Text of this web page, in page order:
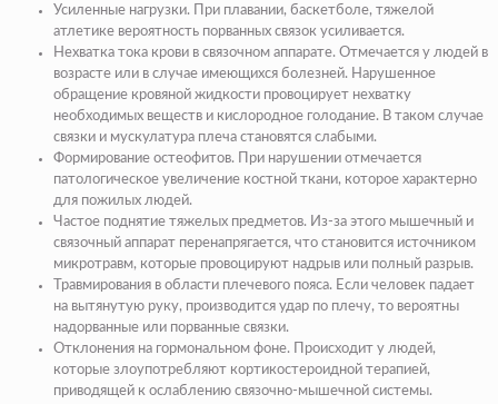
Усиленные нагрузки. При плавании, баскетболе, тяжелой
атлетике вероятность порванных связок усиливается.
Нехватка тока крови в связочном аппарате. Отмечается у людей в
возрасте или в случае имеющихся болезней. Нарушенное
обращение кровяной жидкости провоцирует нехватку
необходимых веществ и кислородное голодание. В таком случае
связки и мускулатура плеча становятся слабыми.
Формирование остеофитов. При нарушении отмечается
патологическое увеличение костной ткани, которое характерно
для пожилых людей.
Частое поднятие тяжелых предметов. Из-за этого мышечный и
связочный аппарат перенапрягается, что становится источником
микротравм, которые провоцируют надрыв или полный разрыв.
Травмирования в области плечевого пояса. Если человек падает
на вытянутую руку, производится удар по плечу, то вероятны
надорванные или порванные связки.
Отклонения на гормональном фоне. Происходит у людей,
которые злоупотребляют кортикостероидной терапией,
приводящей к ослаблению связочно-мышечной системы.